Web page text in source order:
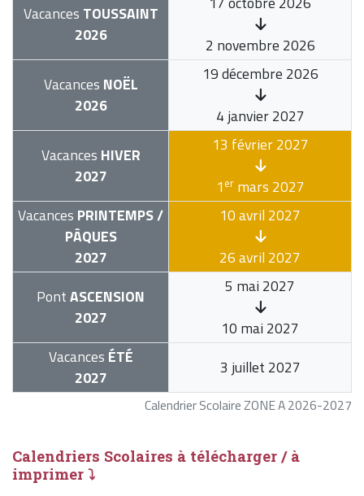
Calendrier Scolaire ZONE A 2026-2027
Vacances TOUSSAINT
2026
2 novembre 2026
Vacances NOËL
2026
19 décembre 2026
4 janvier 2027
Vacances HIVER
2027
13 février 2027
1ermars 2027
Vacances PRINTEMPS /
PÂQUES
2027
10 avril 2027
26 avril 2027
PontASCENSION
2027
5 mai 2027
10 mai 2027
Vacances ÉTÉ
2027
3 juillet 2027
Calendriers Scolaires à télécharger / à
imprimer ⤵